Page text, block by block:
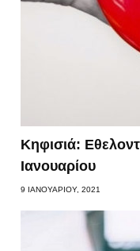
Κηφισιά:
Ιανουαρίου
9 ΙΑΝΟΥΑΡΊΟΥ, 2021